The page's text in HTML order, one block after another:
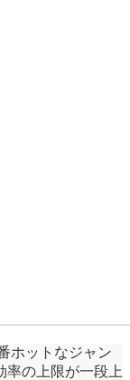
ホットなジャン
率の上限が一段上